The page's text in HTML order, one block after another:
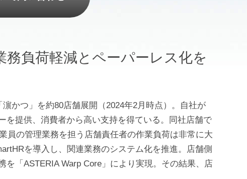
負荷軽減とペーパーレス化を
かつ」を約80店舗展開（2024年2月時点）。自社が
提供、消費者から高い支持を得ている。同社店舗で
員の管理業務を担う店舗責任者の作業負荷は非常に大
を導入し、関連業務のシステム化を推進。店舗側
「ASTERIA Warp Core」により実現。その結果、店